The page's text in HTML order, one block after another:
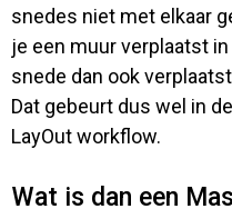
snedes niet met elkaar
je een muur verplaatst
snede dan ook
Dat gebeurt dus wel in
LayOut workflow.
Wat is dan een